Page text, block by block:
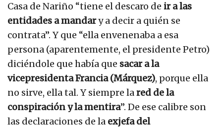
Casa de Nariño “tiene el descaro de ir a las
entidades a mandary a decir a quién se
contrata”. Y que “ella envenenaba a esa
persona (aparentemente, el presidente Petro)
diciéndole que había que sacar a la
vicepresidenta Francia (Márquez), porque ella
no sirve, ella tal. Y siempre lared de la
conspiración y la mentira”. De ese calibre son
las declaraciones de la exjefa del